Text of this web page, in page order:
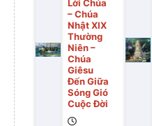
Lời Chúa
– Chúa
Nhật XIX
Thường
Niên –
Chúa
Giêsu
Đến Giữa
Sóng Gió
Cuộc Đời